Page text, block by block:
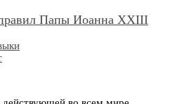
Папы Иоанна XXIII